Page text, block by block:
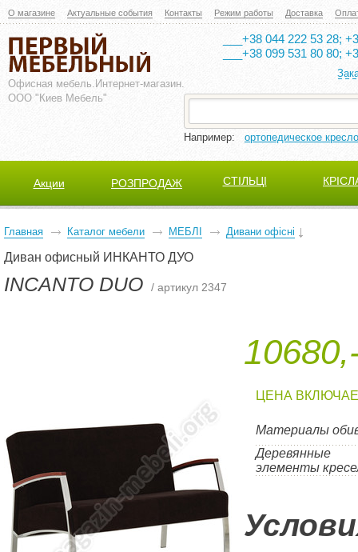
О магазине Актуальные события Контакты Режим работы Доставка
Офисная мебель. Интернет-магазин.
ООО "Киев Мебель"
___+38 044 222 53 28;
___+38 099 531 80 80;
Например: ортопедическое кресло
Акции РОЗПРОДАЖ СТІЛЬЦІ
Главная Каталог мебели МЕБЛІ Дивани офісні
Диван офисный ИНКАНТО ДУО
INCANTO DUO / артикул 2347
ЦЕНА
Материалы
Деревянные
элементы